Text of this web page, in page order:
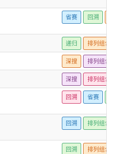
省赛 回溯
递归 排列组合
深搜 排列组合
深搜 排列组合
回溯 省赛
回溯 排列组合
回溯 排列组合